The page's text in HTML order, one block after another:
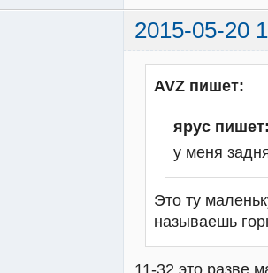
2015-05-20
AVZ пишет:
ярус
у меня
Это ту
называешь